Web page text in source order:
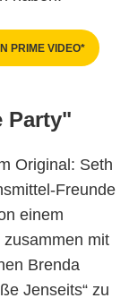
PRIME VIDEO*
Party"
Original: Seth
Freunde
einem
mit
Brenda
Jenseits“ zu